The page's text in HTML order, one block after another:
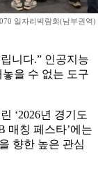
일자리박람회(남부권역)
니다.” 인공지능
을 수 없는 도구
‘2026년 경기도
매칭 페스타’에는
향한 높은 관심